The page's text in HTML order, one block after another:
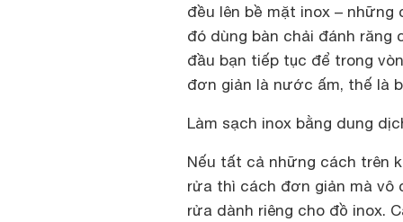
đều lên bề mặt inox –
đó dùng bàn chải đánh răng
đầu bạn tiếp tục để trong
đơn giản là nước ấm, thế là
Làm sạch inox bằng dung
Nếu tất cả những cách trên
rửa thì cách đơn giản mà vô
rửa dành riêng cho đồ inox.